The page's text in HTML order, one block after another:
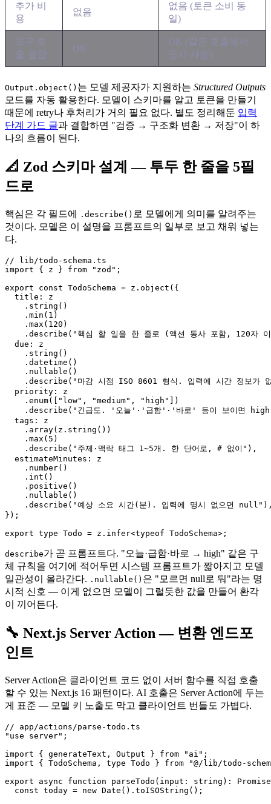
추가 비
용
없음
없음 (토큰 소비 동
일)
도구 호
출 결합
OK
OK (같은 호출에서
동시 사용)
Output.object() 는 모델 제공자가 지원하는 Structured Outputs
모드를 자동 활용한다. 모델이 스키마를 알고 토큰을 만들기
때문에 retry나 후처리가 거의 필요 없다. 별도 정리해둔 입력
단계 가드 글과 결합하면 "검증 → 구조화 변환 → 저장"이 하
나의 흐름이 된다.
📐 Zod 스키마 설계 — 투두 한 줄을 5필
드로
핵심은 각 필드에 .describe() 로 모델에게 의미를 알려주는
것이다. 모델은 이 설명을 프롬프트의 일부로 보고 채워 넣는
다.
// lib/todo-schema.ts
import { z } from "zod";
export const TodoSchema = z.object({
  title: z
    .string()
    .min(1)
    .max(120)
.describe("핵심 할 일을 한 줄로 (액션 동사 포함, 120자
  due: z
    .string()
    .datetime()
    .nullable()
.describe("마감 시점 ISO 8601 형식. 입력에 시간 정보가
  priority: z
    .enum(["low", "medium", "high"])
.describe("긴급도. '오늘'·'급함'·'바로' 등이 보이면
  tags: z
    .array(z.string())
    .max(5)
    .describe("주제·맥락 태그 1~5개. 한 단어로, # 없이"),
  estimateMinutes: z
    .number()
    .int()
    .positive()
    .nullable()
.describe("예상 소요 시간(분). 입력에 명시 없으면
});
describe가 곧 프롬프트다. "오늘·급함·바로 → high" 같은 구
체 규칙을 여기에 적어두면 시스템 프롬프트가 짧아지고 모델
일관성이 올라간다. .nullable() 은 "모르면 null로 둬"라는 명
시적 신호 — 이게 없으면 모델이 그럴듯한 값을 만들어 환각
이 끼어든다.
🔧 Next.js Server Action — 변환 엔드포
인트
Server Action은 클라이언트 코드 없이 서버 함수를 직접 호출
할 수 있는 Next.js 16 패턴이다. AI 호출은 Server Action에 두는
게 표준 — 모델 키 노출도 막고 클라이언트 번들도 가볍다.
// app/actions/parse-todo.ts
"use server";
import { generateText, Output } from "ai";
import { TodoSchema, type Todo } from "@/lib/todo-
export async function parseTodo(input: string):
  const today = new Date().toISOString();